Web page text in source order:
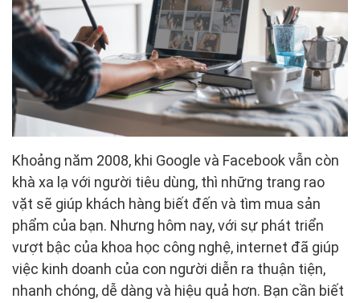
Khoảng năm 2008, khi Google và Facebook vẫn còn
khà xa lạ với người tiêu dùng, thì những trang rao
vặt sẽ giúp khách hàng biết đến và tìm mua sản
phẩm của bạn. Nhưng hôm nay, với sự phát triển
vượt bậc của khoa học công nghệ, internet đã giúp
việc kinh doanh của con người diễn ra thuận tiện,
nhanh chóng, dễ dàng và hiệu quả hơn. Bạn cần biết